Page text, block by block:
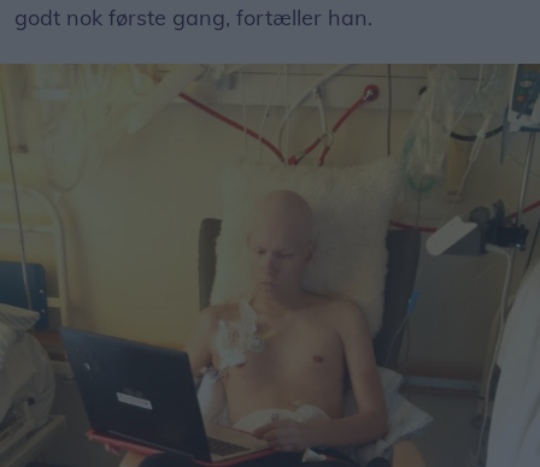
godt nok første gang, fortæller han.